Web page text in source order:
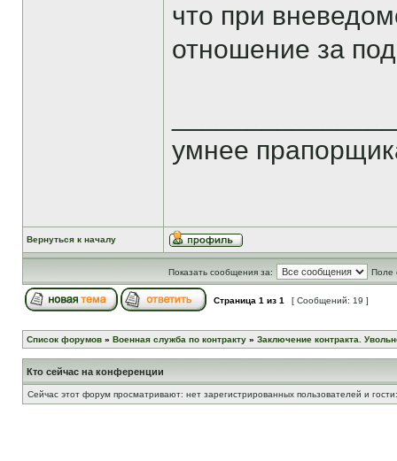
что при
отношение за
умнее
Вернуться к началу
Показать сообщения за: Поле
Страница 1 из 1 [ Сообщений: 19 ]
Список форумов » Военная служба по контракту » Заключение контракта.
Кто сейчас на конференции
Сейчас этот форум просматривают: нет зарегистрированных пользователей и